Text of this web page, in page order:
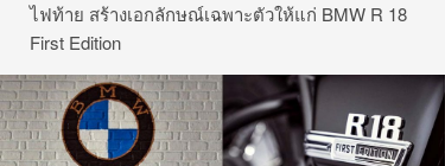
ไฟท้าย สร้างเอกลักษณ์เฉพาะตัวให้แก่ BMW R 18
First Edition